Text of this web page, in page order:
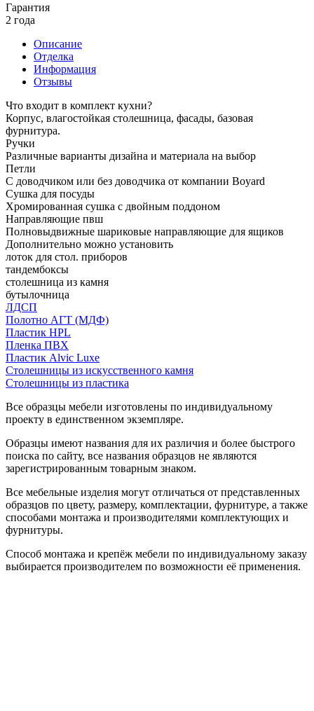
Гарантия
2 года
Описание
Отделка
Информация
Отзывы
Что входит в комплект кухни?
Корпус, влагостойкая столешница, фасады, базовая
фурнитура.
Ручки
Различные варианты дизайна и материала на выбор
Петли
С доводчиком или без доводчика от компании Boyard
Сушка для посуды
Хромированная сушка с двойным поддоном
Направляющие пвш
Полновыдвижные шариковые направляющие для ящиков
Дополнительно можно установить
лоток для стол. приборов
тандембоксы
столешница из камня
бутылочница
ЛДСП
Полотно АГТ (МДФ)
Пластик HPL
Пленка ПВХ
Пластик Alvic Luxe
Столешницы из искусственного камня
Столешницы из пластика
Все образцы мебели изготовлены по индивидуальному
проекту в единственном экземпляре.
Образцы имеют названия для их различия и более быстрого
поиска по сайту, все названия образцов не являются
зарегистрированным товарным знаком.
Все мебельные изделия могут отличаться от представленных
образцов по цвету, размеру, комплектации, фурнитуре, а также
способами монтажа и производителями комплектующих и
фурнитуры.
Способ монтажа и крепёж мебели по индивидуальному заказу
выбирается производителем по возможности её применения.